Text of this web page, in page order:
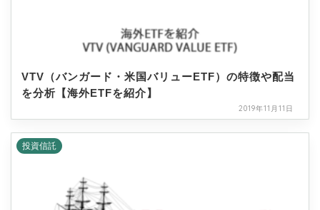
VTV（バンガード・米国バリューETF）の特徴や配当
を分析【海外ETFを紹介】
2019年11月11日
投資信託